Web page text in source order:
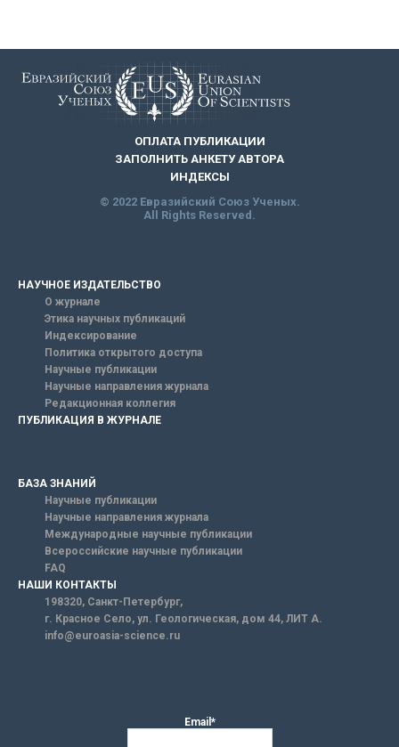
ОПЛАТА ПУБЛИКАЦИИ
ЗАПОЛНИТЬ АНКЕТУ АВТОРА
ИНДЕКСЫ
© 2022 Евразийский Союз Ученых.
All Rights Reserved.
НАУЧНОЕ ИЗДАТЕЛЬСТВО
О журнале
Этика научных публикаций
Индексирование
Политика открытого доступа
Научные публикации
Научные направления журнала
Редакционная коллегия
ПУБЛИКАЦИЯ В ЖУРНАЛЕ
БАЗА ЗНАНИЙ
Научные публикации
Научные направления журнала
Международные научные публикации
Всероссийские научные публикации
FAQ
НАШИ КОНТАКТЫ
198320, Санкт-Петербург,
г. Красное Село, ул. Геологическая, дом 44, ЛИТ А.
info@euroasia-science.ru
Email*